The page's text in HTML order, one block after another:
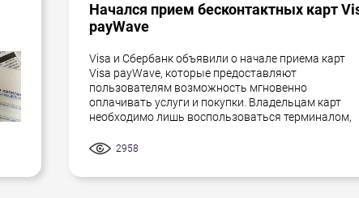
Начался прием бесконтактных карт
payWave
Visa и Сбербанк объявили о начале приема карт
Visa payWave, которые предоставляют
пользователям возможность мгновенно
оплачивать услуги и покупки. Владельцам карт
необходимо лишь воспользоваться терминалом,
2958